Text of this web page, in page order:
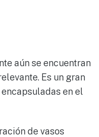
aún se encuentran
Es un gran
en el
de vasos